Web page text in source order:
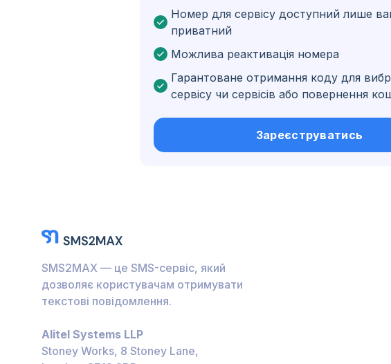
Ангола
Кіпр
Бельґія
Болгарія
Угорщина
Еквадор
Номер для сервісу доступний лише
приватний
Можлива реактивація номера
Гарантоване отримання коду для
сервісу чи сервісів або повернення
Зареєструватись
SMS2MAX — це SMS-сервіс, який
дозволяє користувачам отримувати
текстові повідомлення.
Alitel Systems LLP
Stoney Works, 8 Stoney Lane,